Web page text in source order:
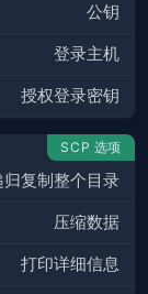
公钥
登录主机
授权登录密钥
SCP 选项
归复制整个目录
压缩数据
打印详细信息